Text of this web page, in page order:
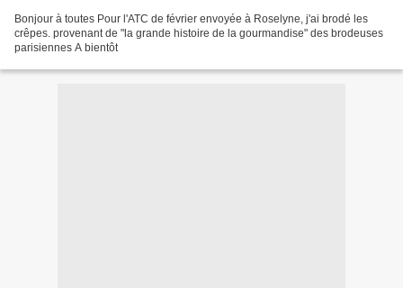
Bonjour à toutes Pour l'ATC de février envoyée à Roselyne, j'ai brodé les
crêpes. provenant de "la grande histoire de la gourmandise" des brodeuses
parisiennes A bientôt